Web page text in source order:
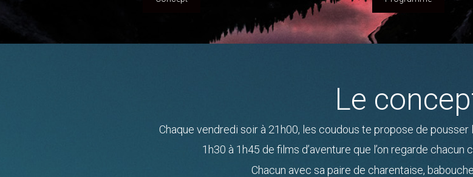
Le
Chaque vendredi soir à 21h00, les coudous te propose de
1h30 à 1h45 de films d’aventure que l’on regarde
Chacun avec sa paire de charentaise,